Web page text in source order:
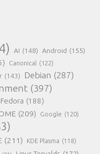
AI (148) Android (155)
Canonical (122)
(143) Debian (287)
(397)
Fedora (188)
(209) Google (120)
(211) KDE Plasma (118)